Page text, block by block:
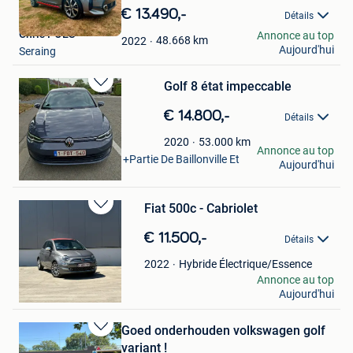
dans
Mes
Favoris
€ 13.490,- Détails
2022 48.668 km
Chris POES
Seraing
Annonce au top
Aujourd'hui
Sauvegarder
dans
Mes
Favoris
Golf 8 état impeccable
€ 14.800,- Détails
2020 53.000 km
michel warnant
Marche-En-Famenne +Partie De Baillonville Et
Noiseux
Annonce au top
Aujourd'hui
Sauvegarder
Mes
Favoris
Fiat 500c - Cabriolet
€ 11.500,- Détails
2022
Hybride Électrique/Essence
Allysia Thoelen
Grobbendonk
Annonce au top
Aujourd'hui
Sauvegarder
Goed onderhouden volkswagen golf
variant !